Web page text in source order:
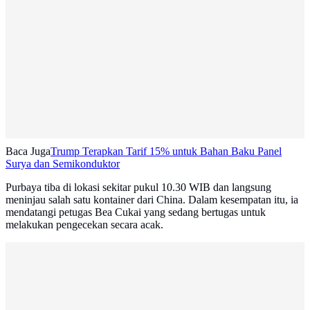
Baca JugaTrump Terapkan Tarif 15% untuk Bahan Baku Panel
Surya dan Semikonduktor
Purbaya tiba di lokasi sekitar pukul 10.30 WIB dan langsung
meninjau salah satu kontainer dari China. Dalam kesempatan itu, ia
mendatangi petugas Bea Cukai yang sedang bertugas untuk
melakukan pengecekan secara acak.